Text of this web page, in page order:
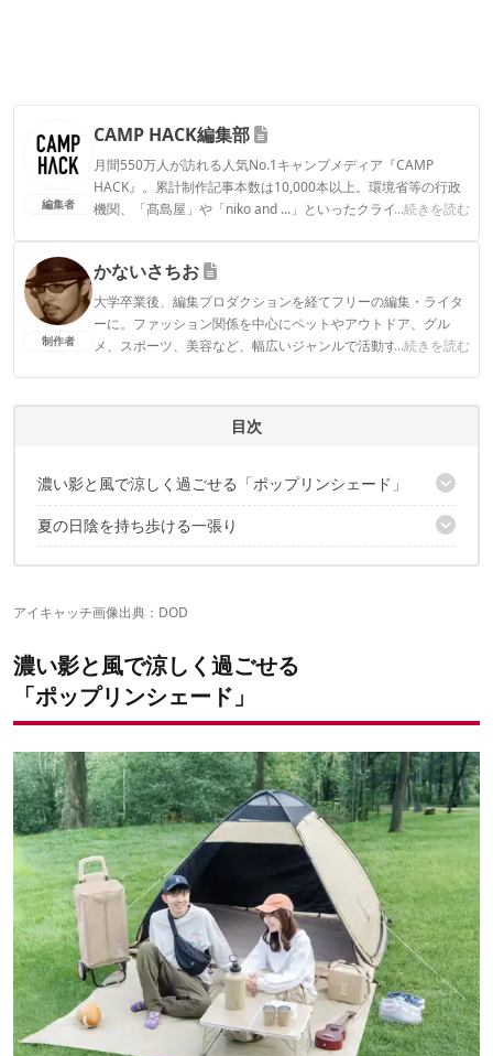
編集者
CAMP HACK編集部
月間550万人が訪れる人気No.1キャンプメディア『CAMP
HACK』。累計制作記事本数は10,000本以上。環境省等の行政
機関、「髙島屋」や「niko and ...」といったクライアントとの
...続きを読む
CAMP HACK編集部のプロフィール
制作者
かないさちお
大学卒業後、編集プロダクションを経てフリーの編集・ライタ
ーに。ファッション関係を中心にペットやアウトドア、グル
メ、スポーツ、美容など、幅広いジャンルで活動する。趣味は
...続きを読む
かないさちおのプロフィール
目次
濃い影と風で涼しく過ごせる「ポップリンシェード」
漆黒の影をつくる遮光設計
夏の日陰を持ち歩ける一張り
アイキャッチ画像出典： DOD
濃い影と風で涼しく過ごせる
「ポップリンシェード」